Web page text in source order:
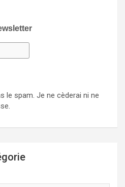
le spam. Je ne cèderai ni ne